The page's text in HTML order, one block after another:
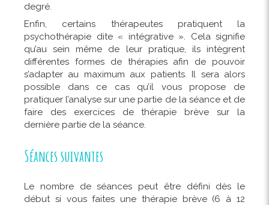
degré.
Enfin, certains thérapeutes pratiquent la
psychothérapie dite « intégrative ». Cela signifie
qu’au sein même de leur pratique, ils intègrent
différentes formes de thérapies afin de pouvoir
s’adapter au maximum aux patients. Il sera alors
possible dans ce cas qu’il vous propose de
pratiquer l’analyse sur une partie de la séance et de
faire des exercices de thérapie brève sur la
dernière partie de la séance.
Séances suivantes
Le nombre de séances peut être défini dès le
début si vous faites une thérapie brève (6 à 12